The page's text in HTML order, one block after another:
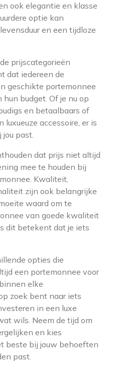
ook elegantie en klasse
optie kan
en een tijdloze
prijscategorieën
dat iedereen de
geschikte portemonnee
budget. Of je nu op
en betaalbaars of
accessoire, er is
past.
dat prijs niet altijd
mee te houden bij
Kwaliteit,
zijn ook belangrijke
waard om te
van goede kwaliteit
dit betekent dat je iets
opties die
een portemonnee voor
elke
zoek bent naar iets
in een luxe
wils. Neem de tijd om
en kies
beste bij jouw behoeften
past.